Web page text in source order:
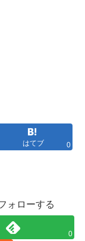
はてブ 0
ォローする
0